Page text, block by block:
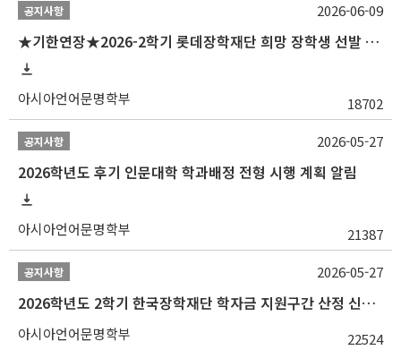
공지사항
★기한연장★2026-2학기 롯데장학재단 희망 장학생 선발 안내(~6/15
아시아언어문명학부 18702
2026-06-09
공지사항
2026학년도 후기 인문대학 학과배정 전형 시행 계획 알림
아시아언어문명학부 21387
2026-05-27
공지사항
2026학년도 2학기 한국장학재단 학자금 지원구간 산정 신청 안내
아시아언어문명학부 22524
2026-05-27